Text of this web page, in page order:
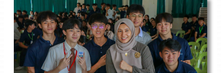
《
奏
花
悦
韵
》
圆
满
演
出